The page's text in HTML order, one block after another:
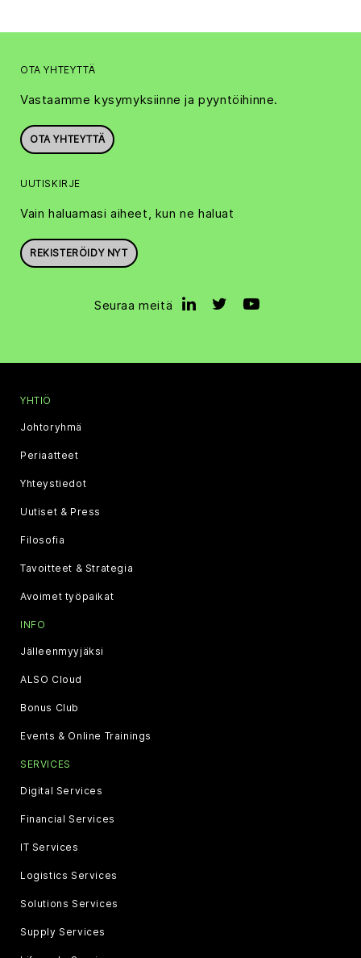
OTA YHTEYTTÄ
Vastaamme kysymyksiinne ja pyyntöihinne.
OTA YHTEYTTÄ
UUTISKIRJE
Vain haluamasi aiheet, kun ne haluat
REKISTERÖIDY NYT
Seuraa meitä
YHTIÖ
Johtoryhmä
Periaatteet
Yhteystiedot
Uutiset & Press
Filosofia
Tavoitteet & Strategia
Avoimet työpaikat
INFO
Jälleenmyyjäksi
ALSO Cloud
Bonus Club
Events & Online Trainings
SERVICES
Digital Services
Financial Services
IT Services
Logistics Services
Solutions Services
Supply Services